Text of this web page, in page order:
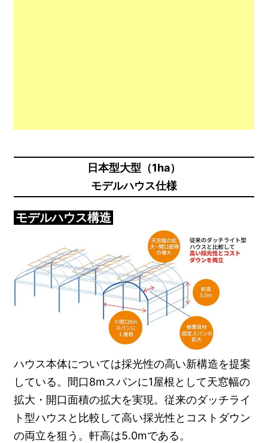
日本型大型（1ha）
モデルハウス仕様
モデルハウス構造
ハウス本体については採光性の高い新構造を提案
している。間口8mスパンに1屋根として天窓幅の
拡大・開口面積の拡大を実現。従来のダッチライ
ト型ハウスと比較して高い採光性とコストダウン
の両立を狙う。軒高は5.0mである。